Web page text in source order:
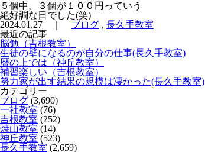
５個中、３個が１００円っていう
絶好調な日でした(笑)
2024.01.27 ｜ ブログ , 長久手教室
最近の記事
脳勉（吉根教室）
生徒の壁になるのが自分の仕事(長久手教室)
暦の上では（神丘教室）
補習楽しい（吉根教室）
努力家が出す結果の規模は凄かった(長久手教室)
カテゴリー
ブログ (3,690)
一社教室 (76)
吉根教室 (252)
焼山教室 (14)
神丘教室 (523)
長久手教室 (2,659)